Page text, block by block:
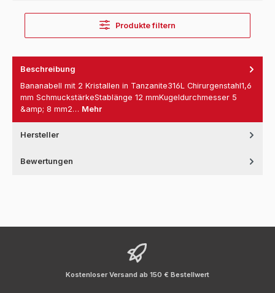
Produkte filtern
Beschreibung
Bananabell mit 2 Kristallen in Tanzanite316L Chirurgenstahl1,6
mm SchmuckstärkeStablänge 12 mmKugeldurchmesser 5
&amp; 8 mm2… Mehr
Hersteller
Bewertungen
Kostenloser Versand ab 150 € Bestellwert